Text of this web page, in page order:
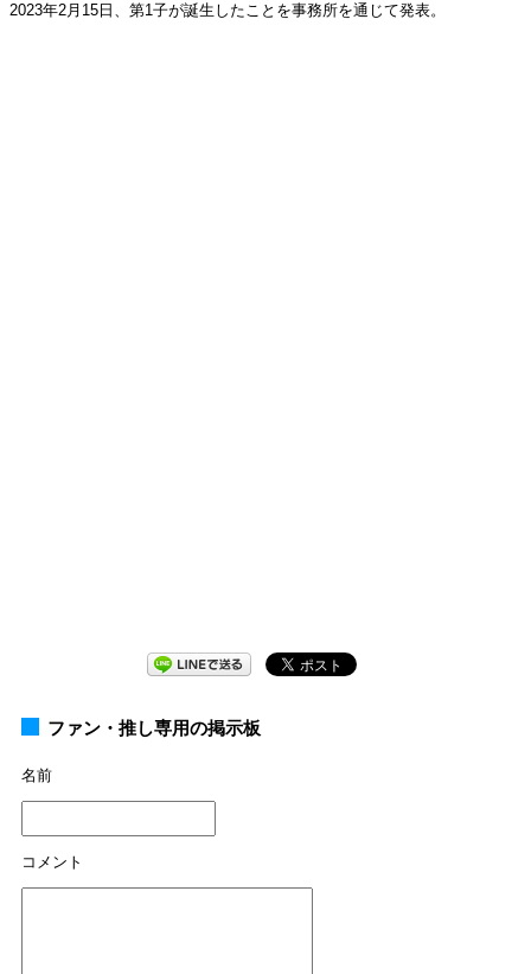
2023年2月15日、第1子が誕生したことを事務所を通じて発表。
ファン・推し専用の掲示板
名前
コメント